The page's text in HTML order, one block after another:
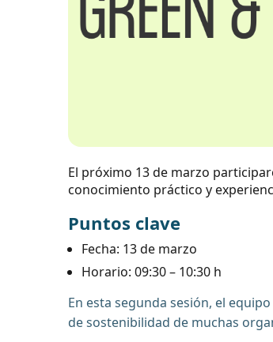
El próximo 13 de marzo
conocimiento práctico y
Puntos clave
Fecha: 13 de marzo
Horario: 09:30 – 10:30 h
En esta segunda sesión, el
de sostenibilidad de muchas